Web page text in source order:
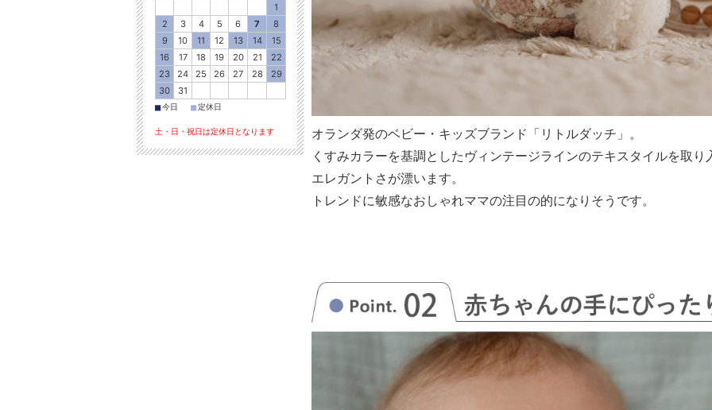
オランダ発のベビー・キッズブランド「リトルダッチ」。
くすみカラーを基調としたヴィンテージラインのテキスタイルを取り
エレガントさが漂います。
トレンドに敏感なおしゃれママの注目の的になりそうです。
1
2
3 4 5 6 7
8
9
10 11 12 13 14
15
16
17 18 19 20 21
22
23
24 25 26 27 28
29
30
31
■今日 ■定休日
土・日・祝日は定休日となります